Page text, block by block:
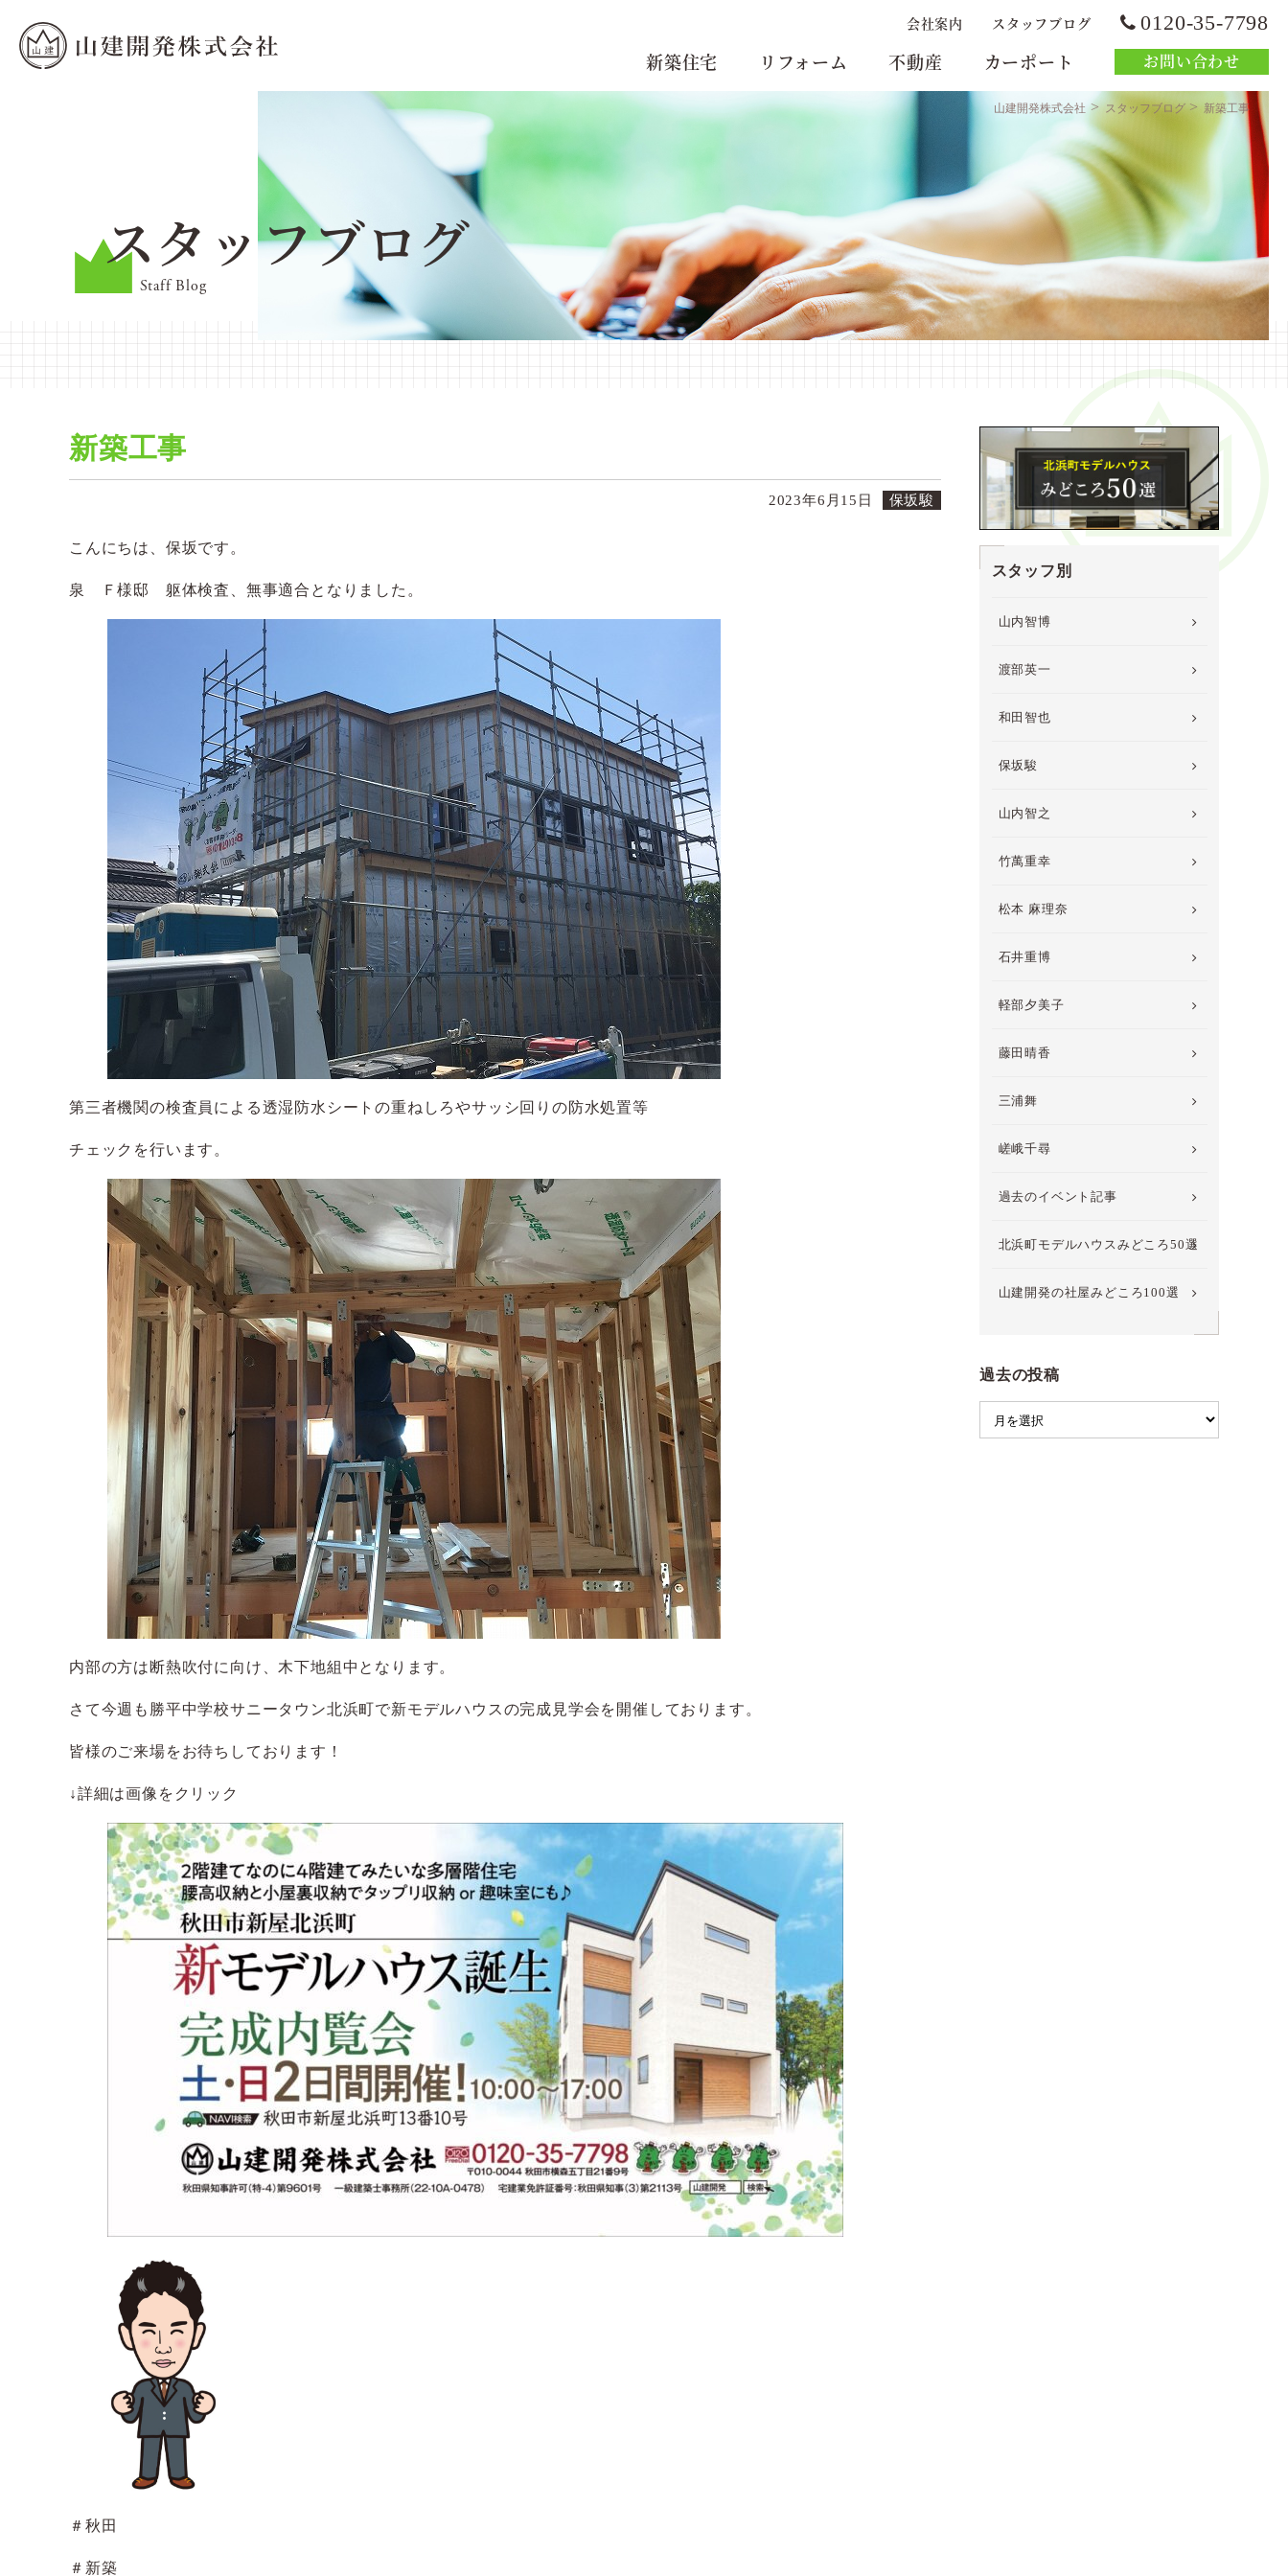
新築住宅 リフォーム 不動産 カーポート お問い合わせ
会社案内 スタッフブログ 0120-35-7798
スタッフブログ
Staff Blog
山建開発株式会社 >スタッフブログ>新築工事
新築工事
2023年6月15日 保坂駿
こんにちは、保坂です。
泉 Ｆ様邸 躯体検査、無事適合となりました。
第三者機関の検査員による透湿防水シートの重ねしろやサッシ回りの防水処置等
チェックを行います。
内部の方は断熱吹付に向け、木下地組中となります。
さて今週も勝平中学校サニータウン北浜町で新モデルハウスの完成見学会を開催しております。
皆様のご来場をお待ちしております！
↓詳細は画像をクリック
＃秋田
＃新築
スタッフ別
山内智博
渡部英一
和田智也
保坂駿
山内智之
竹萬重幸
松本 麻理奈
石井重博
軽部夕美子
藤田晴香
三浦舞
嵯峨千尋
過去のイベント記事
北浜町モデルハウスみどころ50選
山建開発の社屋みどころ100選
過去の投稿